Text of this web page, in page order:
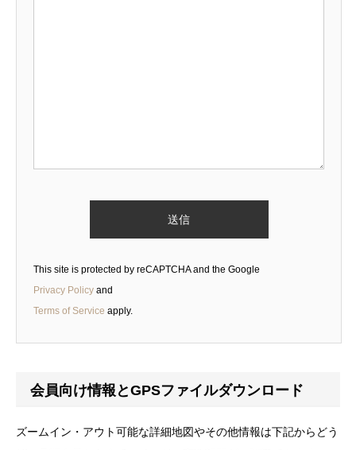
This site is protected by reCAPTCHA and the Google
Privacy Policy and
Terms of Service apply.
会員向け情報とGPSファイルダウンロード
ズームイン・アウト可能な詳細地図やその他情報は下記からどう